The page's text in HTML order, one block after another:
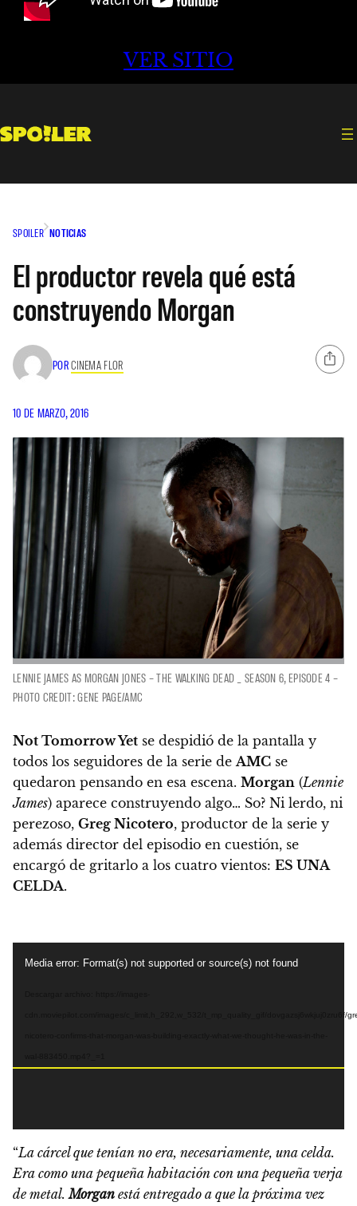
VER SITIO
SPOILER NOTICIAS
El productor revela qué está
construyendo Morgan
PORCINEMA FLOR
10 DE MARZO, 2016
LENNIE JAMES AS MORGAN JONES – THE WALKING DEAD _ SEASON 6, EPISODE 4 –
PHOTO CREDIT: GENE PAGE/AMC
Not Tomorrow Yet se despidió de la pantalla y
todos los seguidores de la serie deAMC se
quedaron pensando en esa escena. Morgan (Lennie
James) aparece construyendo algo… So? Ni lerdo, ni
perezoso, Greg Nicotero, productor de la serie y
además director del episodio en cuestión, se
encargó de gritarlo a los cuatro vientos: ES UNA
CELDA.
Media error: Format(s) not supported or source(s) not found
cdn.moviepilot.com/images/c_limit,h_292,w_532/t_mp_quality_gif/dovgazsj6wkjuj0zru6f/
“La cárcel que tenían no era, necesariamente, una celda.
Era como una pequeña habitación con una pequeña verja
de metal.Morgan está entregado a que la próxima vez